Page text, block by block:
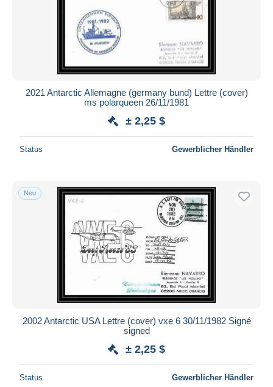
2021 Antarctic Allemagne (germany bund) Lettre (cover)
ms polarqueen 26/11/1981
± 2,25 $
Status Gewerblicher Händler
Neu
2002 Antarctic USA Lettre (cover) vxe 6 30/11/1982 Signé
signed
± 2,25 $
Status Gewerblicher Händler